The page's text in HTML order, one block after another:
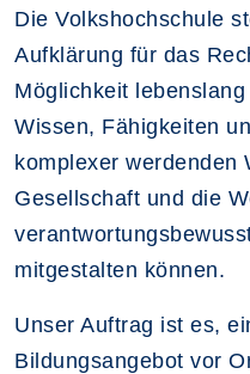
Die Volkshochschule
Aufklärung für das
Möglichkeit
Wissen, Fähigkeiten
komplexer werdenden
Gesellschaft und die
mitgestalten können.
Unser Auftrag ist es,
Bildungsangebot vor